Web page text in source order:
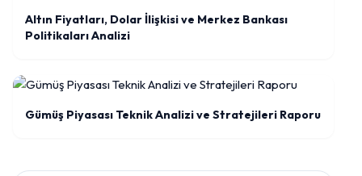
Altın Fiyatları, Dolar İlişkisi ve Merkez Bankası
Politikaları Analizi
Gümüş Piyasası Teknik Analizi ve Stratejileri Raporu